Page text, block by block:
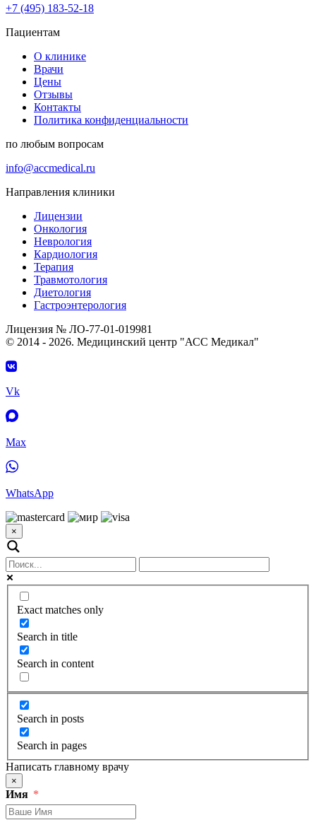
+7 (495) 183-52-18
Пациентам
О клинике
Врачи
Цены
Отзывы
Контакты
Политика конфиденциальности
по любым вопросам
info@accmedical.ru
Направления клиники
Лицензии
Онкология
Неврология
Кардиология
Терапия
Травмотология
Диетология
Гастроэнтерология
Лицензия № ЛО-77-01-019981
© 2014 - 2026. Медицинский центр "АСС Медикал"
Vk
Max
WhatsApp
×
Exact matches only
Search in title
Search in content
Search in posts
Search in pages
Написать главному врачу
×
Имя